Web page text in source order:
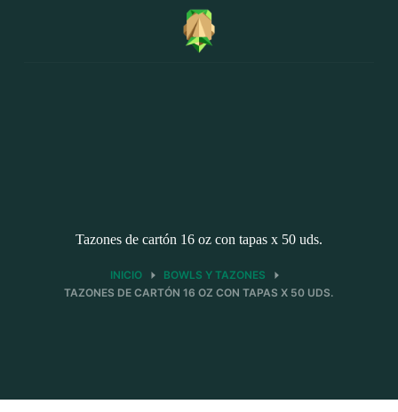
Tazones de cartón 16 oz con tapas x 50 uds.
INICIO
BOWLS Y TAZONES
TAZONES DE CARTÓN 16 OZ CON TAPAS X 50 UDS.